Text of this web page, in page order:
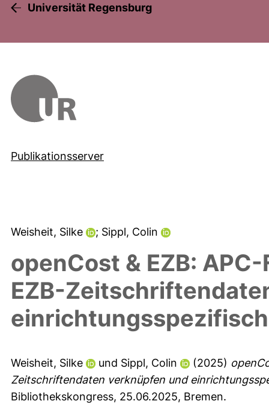
Universität Regensburg
Publikationsserver
Weisheit, Silke ; Sippl, Colin
openCost & EZB:
EZB-
Weisheit, Silke und Sippl, Colin (2025)
Zeitschriftendaten verknüpfen und
Bibliothekskongress, 25.06.2025, Bremen.